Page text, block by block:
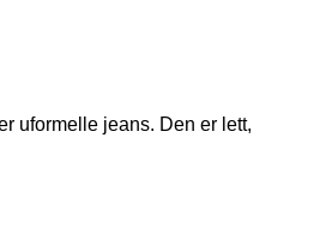
uformelle jeans. Den er lett,